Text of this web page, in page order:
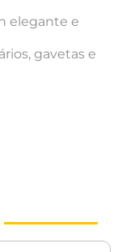
elegante e
gavetas e